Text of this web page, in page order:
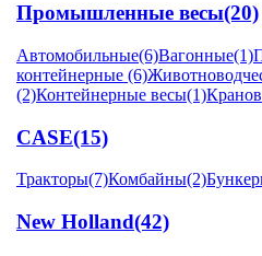
Промышленные весы(20)
Автомобильные(6)Вагонные(1)
контейнерные (6)
(2)Контейнерные весы(1)
CASE(15)
Тракторы(7)Комбайны(2)
New Holland(42)